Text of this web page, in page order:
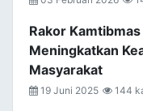
Rakor
Meningkatkan
Masyarakat
19 Juni 2025 144